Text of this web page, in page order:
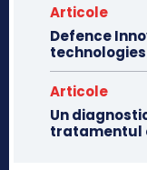
Articole
Defence
technologies
Articole
Un
tratamentul